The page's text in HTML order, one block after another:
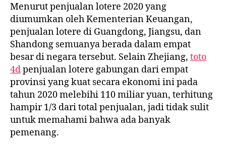
Menurut penjualan lotere 2020 yang
diumumkan oleh Kementerian Keuangan,
penjualan lotere di Guangdong, Jiangsu, dan
Shandong semuanya berada dalam empat
besar di negara tersebut. Selain Zhejiang, toto
4dpenjualan lotere gabungan dari empat
provinsi yang kuat secara ekonomi ini pada
tahun 2020 melebihi 110 miliar yuan, terhitung
hampir 1/3 dari total penjualan, jadi tidak sulit
untuk memahami bahwa ada banyak
pemenang.